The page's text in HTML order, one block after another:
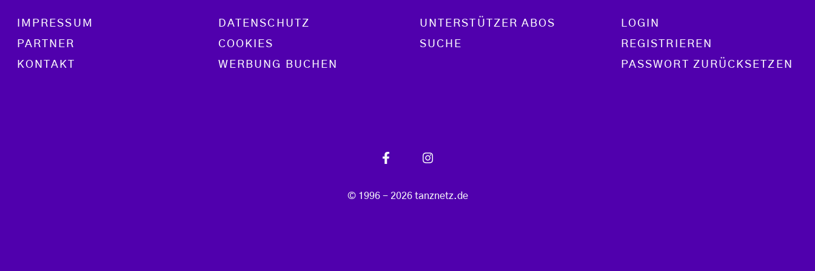
Footer menu
IMPRESSUM
PARTNER
KONTAKT
DATENSCHUTZ
COOKIES
WERBUNG BUCHEN
UNTERSTÜTZER ABOS
SUCHE
LOGIN
REGISTRIEREN
PASSWORT ZURÜCKSETZEN
© 1996 - 2026 tanznetz.de